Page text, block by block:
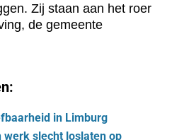
Zij staan aan het roer
de gemeente
in Limburg
werk slecht loslaten op